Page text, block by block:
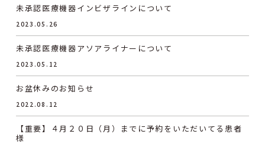
未承認医療機器インビザラインについて
2023.05.26
未承認医療機器アソアライナーについて
2023.05.12
お盆休みのお知らせ
2022.08.12
【重要】４月２０日（月）までに予約をいただいてる患者
様